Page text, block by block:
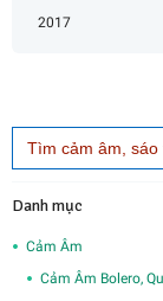
2017
Search
for:
Danh mục
Cảm Âm
Cảm Âm Bolero,